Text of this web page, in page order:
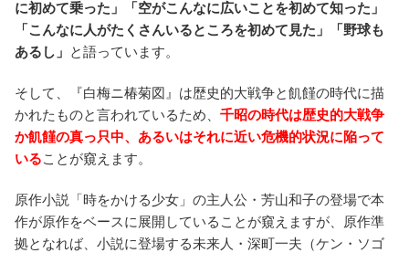
に初めて乗った」「空がこんなに広いことを初めて知った」
「こんなに人がたくさんいるところを初めて見た」「野球も
あるし」 と語っています。
そして、『白梅ニ椿菊図』は歴史的大戦争と飢饉の時代に描
かれたものと言われているため、 千昭の時代は歴史的大戦争
か飢饉の真っ只中、あるいはそれに近い危機的状況に陥って
いることが窺えます。
原作小説「時をかける少女」の主人公・芳山和子の登場で本
作が原作をベースに展開していることが窺えますが、原作準
拠となれば、小説に登場する未来人・深町一夫（ケン・ソゴ